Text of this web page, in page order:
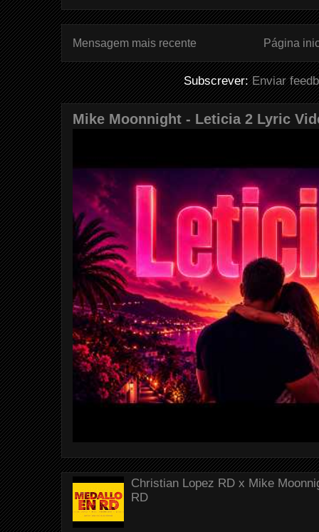
Mensagem mais recente Página
Subscrever:Enviar
Mike Moonnight - Leticia 2 Lyric
Christian Lopez RD x Mike
RD